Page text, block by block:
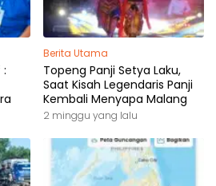
Berita Utama
Topeng Panji Setya Laku,
Saat Kisah Legendaris Panji
Kembali Menyapa Malang
2 minggu yang lalu